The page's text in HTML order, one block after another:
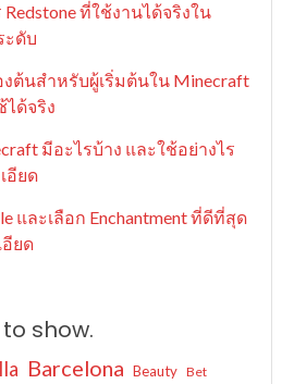
Redstone ที่ใช้งานได้จริงใน
ะดับ
งต้นสำหรับผู้เริ่มต้นใน Minecraft
ได้จริง
มีอะไรบ้าง และใช้อย่างไร
อียด
และเลือก Enchantment ที่ดีที่สุด
ยด
show.
Barcelona Beauty Bet